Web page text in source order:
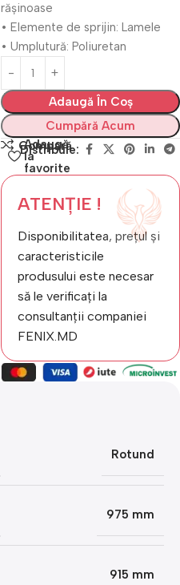
rășinoase
• Elemente de sprijin: Lamele
• Umplutură: Poliuretan
Adaugă În Coș
Cumpără Acum
Compară
Adaugă
la
favorite
Distribuie:
ATENȚIE !
Disponibilitatea, prețul și
caracteristicile
produsului este necesar
să le verificați la
consultanții companiei
FENIX.MD
Rotund
975 mm
915 mm